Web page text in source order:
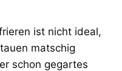
ist nicht ideal,
matschig
schon gegartes